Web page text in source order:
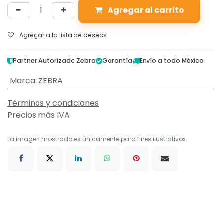
Agregar al carrito
Agregar a la lista de deseos
Partner Autorizado Zebra Garantía Envío a todo México
Marca: ZEBRA
Términos y condiciones
Precios más IVA
La imagen mostrada es únicamente para fines ilustrativos.